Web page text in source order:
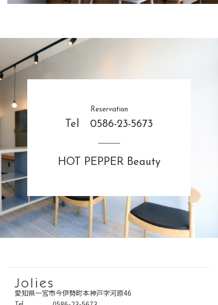
Reservation
Tel 0586-23-5673
HOT PEPPER Beauty
愛知県一宮市今伊勢町本神戸字河原46